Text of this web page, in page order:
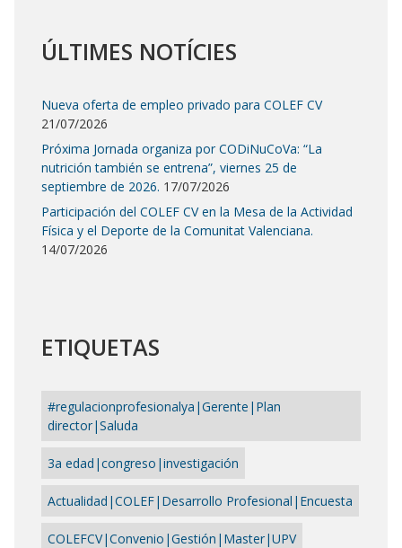
ÚLTIMES NOTÍCIES
Nueva oferta de empleo privado para COLEF CV
21/07/2026
Próxima Jornada organiza por CODiNuCoVa: “La
nutrición también se entrena”, viernes 25 de
septiembre de 2026. 17/07/2026
Participación del COLEF CV en la Mesa de la Actividad
Física y el Deporte de la Comunitat Valenciana.
14/07/2026
ETIQUETAS
#regulacionprofesionalya|Gerente|Plan
director|Saluda
3a edad|congreso|investigación
Actualidad|COLEF|Desarrollo Profesional|Encuesta
COLEFCV|Convenio|Gestión|Master|UPV